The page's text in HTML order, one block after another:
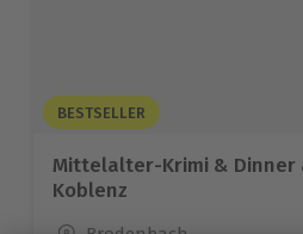
BESTSELLER
Mittelalter-Krimi & Dinner
Koblenz